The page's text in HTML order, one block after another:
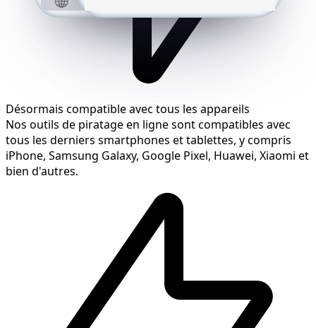
Désormais compatible avec tous les appareils
Nos outils de piratage en ligne sont compatibles avec
tous les derniers smartphones et tablettes, y compris
iPhone, Samsung Galaxy, Google Pixel, Huawei, Xiaomi et
bien d'autres.